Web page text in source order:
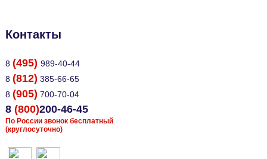
Контакты
8 (495) 989-40-44
8 (812) 385-66-65
8 (905) 700-70-04
8 (800)200-46-45
По России звонок бесплатный
(круглосуточно)